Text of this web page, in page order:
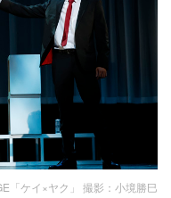
「ケイ×ヤク」 撮影：小境勝巳